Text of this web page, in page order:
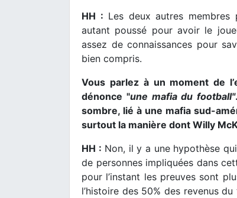
HH : Les deux autres membres
autant poussé pour avoir le
assez de connaissances pour
bien compris.
Vous parlez à un moment de
dénonce "une mafia du football"
sombre, lié à une mafia sud-
surtout la manière dont Willy
HH : Non, il y a une hypothèse
de personnes impliquées dans
pour l’instant les preuves sont
l’histoire des 50% des revenus